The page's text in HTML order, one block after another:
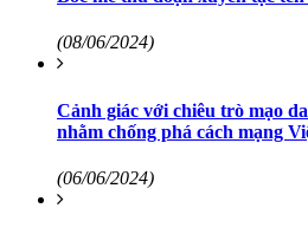
(08/06/2024)
Cảnh giác với chiêu trò mạo
nhằm chống phá cách mạng
(06/06/2024)